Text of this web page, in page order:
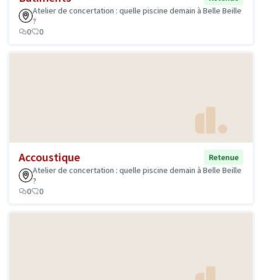
Atelier de concertation : quelle piscine demain à Belle Beille
?
0
0
Accoustique
Retenue
Atelier de concertation : quelle piscine demain à Belle Beille
?
0
0